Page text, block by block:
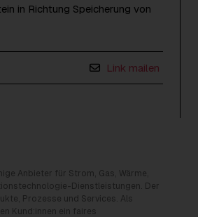
in Richtung Speicherung von
Link mailen
Anbieter für Strom, Gas, Wärme,
Dienstleistungen. Der
Prozesse und Services. Als
Kund:innen ein faires